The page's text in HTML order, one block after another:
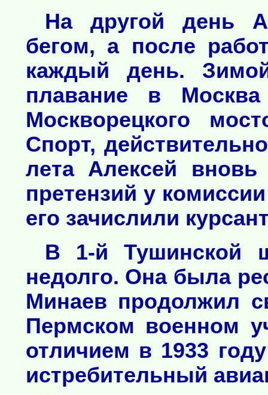
На другой день
бегом, а после
каждый день.
плавание в
Москворецкого
Спорт,
лета Алексей
претензий у
его зачислили
В 1-й Тушинской
недолго. Она была
Минаев продолжил
Пермском военном
отличием в 1933
истребительный